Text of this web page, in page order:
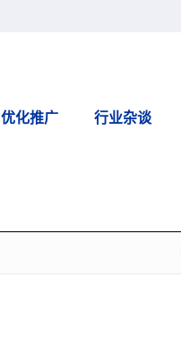
优化推广 行业杂谈